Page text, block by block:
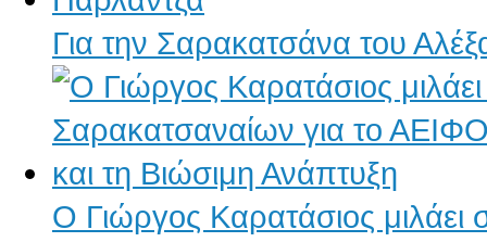
Για την Σαρακατσάνα του
Ο Γιώργος Καρατάσιος